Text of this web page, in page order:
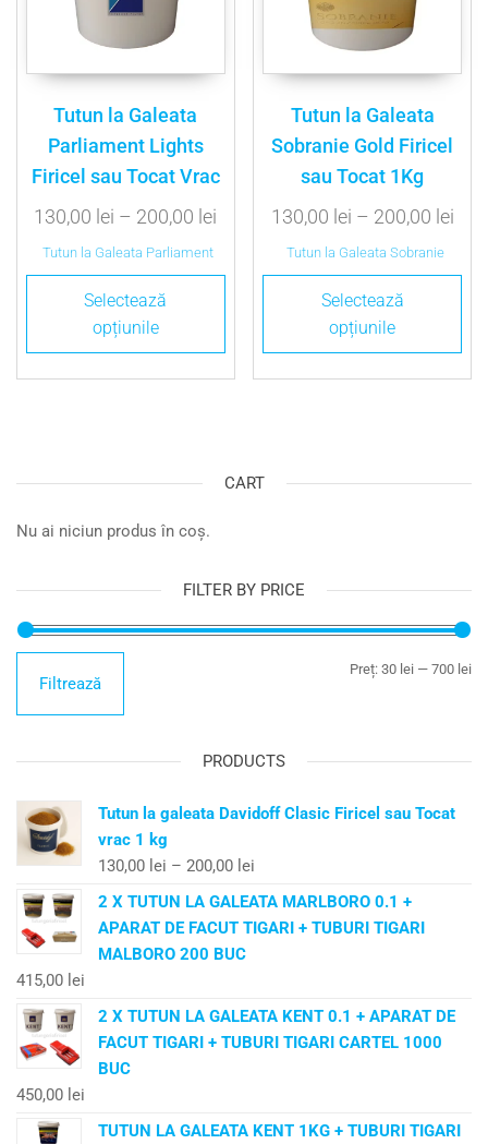
Tutun la Galeata
Parliament Lights
Firicel sau Tocat Vrac
130,00 lei – 200,00 lei
Tutun la Galeata Parliament
Selectează
opțiunile
Tutun la Galeata
Sobranie Gold Firicel
sau Tocat 1Kg
130,00 lei – 200,00 lei
Tutun la Galeata Sobranie
Selectează
opțiunile
CART
Nu ai niciun produs în coș.
FILTER BY PRICE
Filtrează
Preț: 30 lei — 700 lei
PRODUCTS
Tutun la galeata Davidoff Clasic Firicel sau Tocat
vrac 1 kg
130,00 lei – 200,00 lei
2 X TUTUN LA GALEATA MARLBORO 0.1 +
APARAT DE FACUT TIGARI + TUBURI TIGARI
MALBORO 200 BUC
415,00 lei
2 X TUTUN LA GALEATA KENT 0.1 + APARAT DE
FACUT TIGARI + TUBURI TIGARI CARTEL 1000
BUC
450,00 lei
TUTUN LA GALEATA KENT 1KG + TUBURI TIGARI